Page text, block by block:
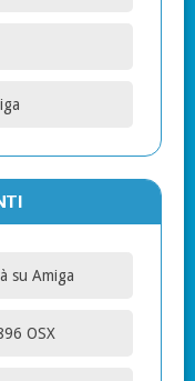
su Amiga
OSX